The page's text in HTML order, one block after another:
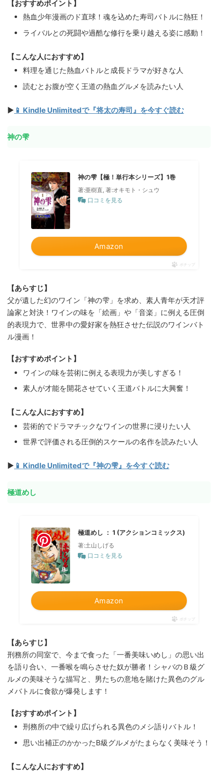
【おすすめポイント】
熱血少年漫画のド直球！魂を込めた寿司バトルに熱狂！
ライバルとの死闘や過酷な修行を乗り越える姿に感動！
【こんな人におすすめ】
料理を通じた熱血バトルと成長ドラマが好きな人
読むとお腹が空く王道の熱血グルメを読みたい人
▶ 📱 Kindle Unlimitedで『将太の寿司』を今すぐ読む
神の雫
神の雫【極！単行本シリーズ】1巻
著:亜樹直, 著:オキモト・シュウ
口コミを見る
Amazon
ポチップ
【あらすじ】
父が遺した幻のワイン「神の雫」を求め、素人青年が天才評
論家と対決！ワインの味を「絵画」や「音楽」に例える圧倒
的表現力で、世界中の愛好家を熱狂させた伝説のワインバト
ル漫画！
【おすすめポイント】
ワインの味を芸術に例える表現力が美しすぎる！
素人が才能を開花させていく王道バトルに大興奮！
【こんな人におすすめ】
芸術的でドラマチックなワインの世界に浸りたい人
世界で評価される圧倒的スケールの名作を読みたい人
▶ 📱 Kindle Unlimitedで『神の雫』を今すぐ読む
極道めし
極道めし ： 1 (アクションコミックス)
著:土山しげる
口コミを見る
Amazon
ポチップ
【あらすじ】
刑務所の同室で、今まで食った「一番美味いめし」の思い出
を語り合い、一番喉を鳴らさせた奴が勝者！シャバのＢ級グ
ルメの美味そうな描写と、男たちの意地を賭けた異色のグル
メバトルに食欲が爆発します！
【おすすめポイント】
刑務所の中で繰り広げられる異色のメシ語りバトル！
思い出補正のかかったB級グルメがたまらなく美味そう！
【こんな人におすすめ】